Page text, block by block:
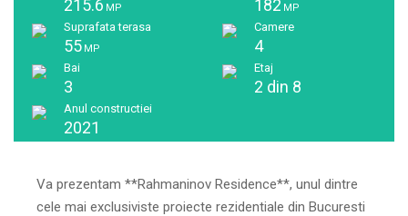
215.6 MP 182 MP
Suprafata terasa
55 MP
Camere
4
Bai
3
Etaj
2 din 8
Anul constructiei
2021
Va prezentam **Rahmaninov Residence**, unul dintre
cele mai exclusiviste proiecte rezidentiale din Bucuresti